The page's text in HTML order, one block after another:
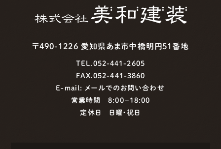
〒490-1226 愛知県あま市中橋明円51番地
TEL.052-441-2605
FAX.052-441-3860
E-mail: メールでのお問い合わせ
営業時間 8:00−18:00
定休日 日曜・祝日